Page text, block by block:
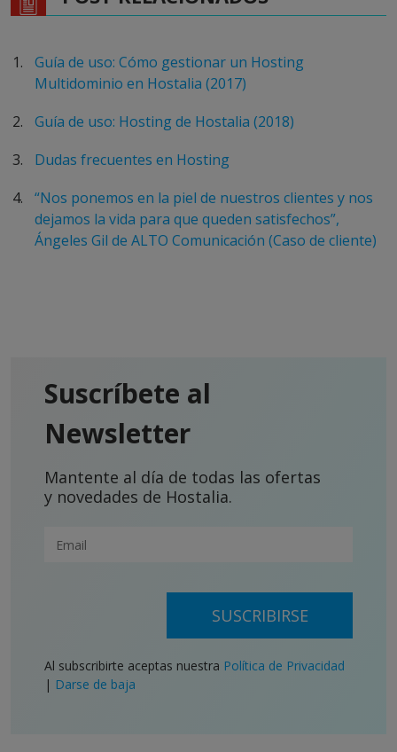
Guía de uso: Cómo gestionar un Hosting
Multidominio en Hostalia (2017)
Guía de uso: Hosting de Hostalia (2018)
Dudas frecuentes en Hosting
“Nos ponemos en la piel de nuestros clientes y nos
dejamos la vida para que queden satisfechos”,
Ángeles Gil de ALTO Comunicación (Caso de cliente)
Suscríbete al
Newsletter
Mantente al día de todas las ofertas
y novedades de Hostalia.
SUSCRIBIRSE
Al subscribirte aceptas nuestra Política de Privacidad
| Darse de baja